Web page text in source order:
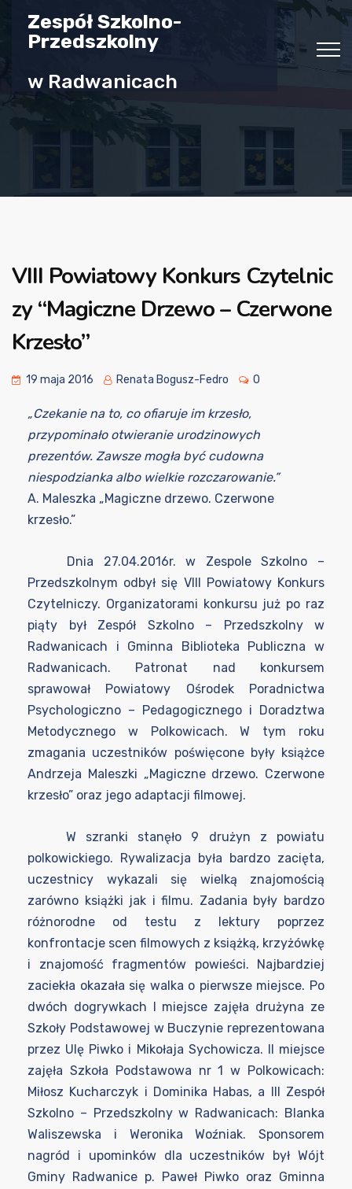
Zespół Szkolno-
Przedszkolny
w Radwanicach
VIII Powiatowy Konkurs Czytelnic
zy “Magiczne Drzewo – Czerwone
Krzesło”
19 maja 2016 Renata Bogusz-Fedro 0
„Czekanie na to, co ofiaruje im krzesło,
przypominało otwieranie urodzinowych
prezentów. Zawsze mogła być cudowna
niespodzianka albo wielkie rozczarowanie.”
A. Maleszka „Magiczne drzewo. Czerwone
krzesło.”
Dnia 27.04.2016r. w Zespole Szkolno –
Przedszkolnym odbył się VIII Powiatowy Konkurs
Czytelniczy. Organizatorami konkursu już po raz
piąty był Zespół Szkolno – Przedszkolny w
Radwanicach i Gminna Biblioteka Publiczna w
Radwanicach. Patronat nad konkursem
sprawował Powiatowy Ośrodek Poradnictwa
Psychologiczno – Pedagogicznego i Doradztwa
Metodycznego w Polkowicach. W tym roku
zmagania uczestników poświęcone były książce
Andrzeja Maleszki „Magiczne drzewo. Czerwone
krzesło” oraz jego adaptacji filmowej.
W szranki stanęło 9 drużyn z powiatu
polkowickiego. Rywalizacja była bardzo zacięta,
uczestnicy wykazali się wielką znajomością
zarówno książki jak i filmu. Zadania były bardzo
różnorodne od testu z lektury poprzez
konfrontacje scen filmowych z książką, krzyżówkę
i znajomość fragmentów powieści. Najbardziej
zaciekła okazała się walka o pierwsze miejsce. Po
dwóch dogrywkach I miejsce zajęła drużyna ze
Szkoły Podstawowej w Buczynie reprezentowana
przez Ulę Piwko i Mikołaja Sychowicza. II miejsce
zajęła Szkoła Podstawowa nr 1 w Polkowicach:
Miłosz Kucharczyk i Dominika Habas, a III Zespół
Szkolno – Przedszkolny w Radwanicach: Blanka
Waliszewska i Weronika Woźniak. Sponsorem
nagród i upominków dla uczestników był Wójt
Gminy Radwanice p. Paweł Piwko oraz Gminna